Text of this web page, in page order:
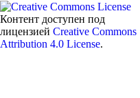
Контент доступен под
лицензией Creative Commons
Attribution 4.0 License.